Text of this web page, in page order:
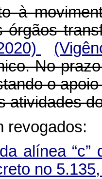
à
órgãos
No
o
atividades
revogados:
alínea
no